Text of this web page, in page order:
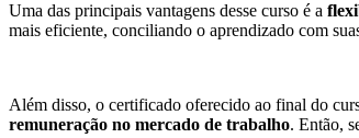
Uma das principais vantagens desse curso é a
mais eficiente, conciliando o aprendizado com
Além disso, o certificado oferecido ao final do
remuneração no mercado de trabalho. Então,